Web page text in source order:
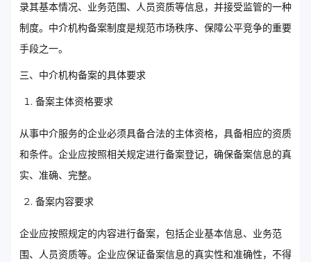
录其基本情况、业务范围、人员资质等信息，并接受监管的一种
制度。中介机构备案制度是规范市场秩序、保障公平竞争的重要
手段之一。
三、中介机构备案的具体要求
备案主体资格要求
从事中介服务的企业必须具备合法的主体资格，具备相应的资质
和条件。企业应按照相关规定进行备案登记，确保备案信息的真
实、准确、完整。
备案内容要求
企业应按照规定的内容进行备案，包括企业基本信息、业务范
围、人员资质等。企业应保证备案信息的真实性和准确性，不得